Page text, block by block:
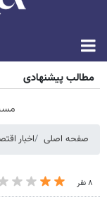
مطالب پیشنهادی
صفحه اصلی اخبار
۸ نفر